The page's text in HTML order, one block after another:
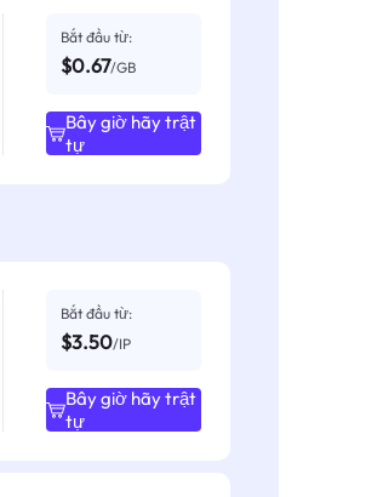
Bắt đầu từ:
$0.67/GB
Bây giờ hãy trật
tự
Bắt đầu từ:
$3.50/IP
Bây giờ hãy trật
tự